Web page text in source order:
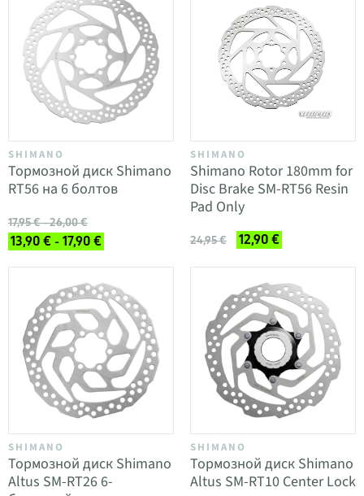
SHIMANO
Тормозной диск Shimano
RT56 на 6 болтов
17,95 € - 26,00 €
13,90 € - 17,90 €
SHIMANO
Shimano Rotor 180mm for
Disc Brake SM-RT56 Resin
Pad Only
24,95 € 12,90 €
SHIMANO
Тормозной диск Shimano
Altus SM-RT26 6-
SHIMANO
Тормозной диск Shimano
Altus SM-RT10 Center Lock